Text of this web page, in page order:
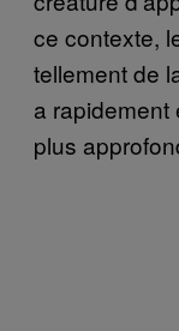
ce contexte,
tellement de
a rapidement
plus